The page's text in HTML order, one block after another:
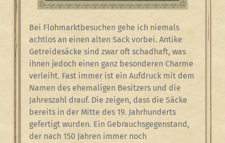
Bei Flohmarktbesuchen gehe ich niemals
achtlos an einen alten Sack vorbei. Antike
Getreidesäcke sind zwar oft schadhaft, was
ihnen jedoch einen ganz besonderen Charme
verleiht. Fast immer ist ein Aufdruck mit dem
Namen des ehemaligen Besitzers und die
Jahreszahl drauf. Die zeigen, dass die Säcke
bereits in der Mitte des 19. Jahrhunderts
gefertigt wurden. Ein Gebrauchsgegenstand,
der nach 150 Jahren immer noch